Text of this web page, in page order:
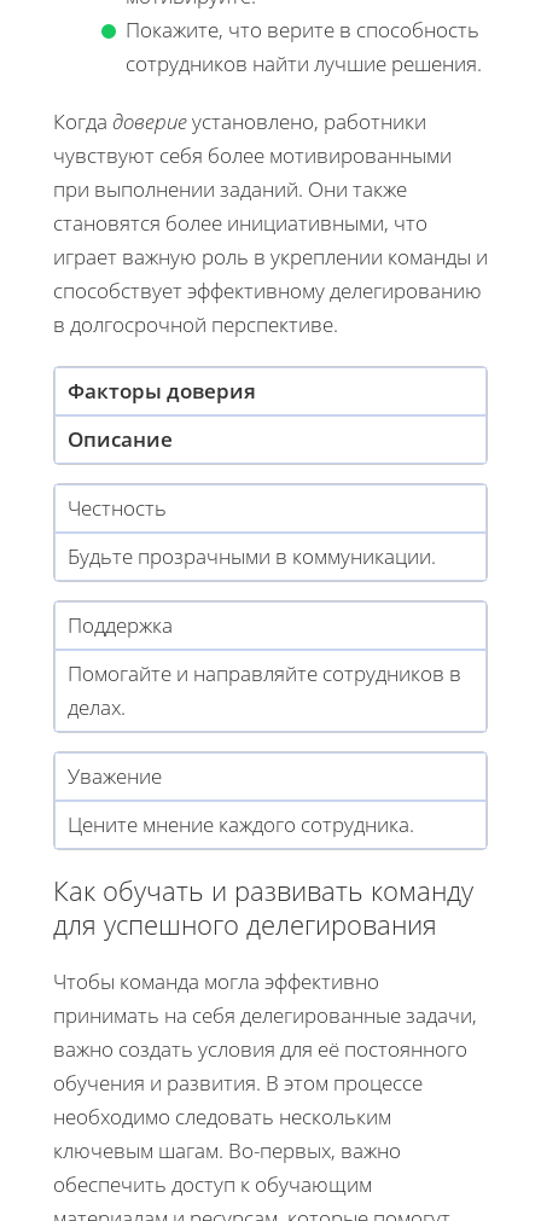
Покажите, что верите в способность
сотрудников найти лучшие решения.
Когда довериеустановлено, работники
чувствуют себя более мотивированными
при выполнении заданий. Они также
становятся более инициативными, что
играет важную роль в укреплении команды и
способствует эффективному делегированию
в долгосрочной перспективе.
Факторы доверия
Описание
Честность
Будьте прозрачными в коммуникации.
Поддержка
Помогайте и направляйте сотрудников в
делах.
Уважение
Цените мнение каждого сотрудника.
Как обучать и развивать команду
для успешного делегирования
Чтобы команда могла эффективно
принимать на себя делегированные задачи,
важно создать условия для её постоянного
обучения и развития. В этом процессе
необходимо следовать нескольким
ключевым шагам. Во-первых, важно
обеспечить доступ к обучающим